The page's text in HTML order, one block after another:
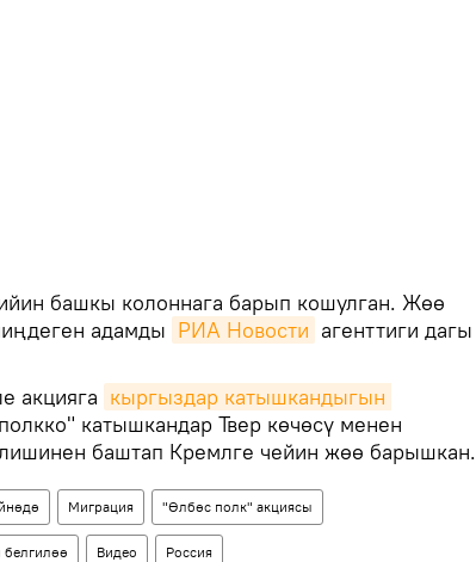
башкы колоннага барып кошулган. Жөө
адамды РИА Новости агенттиги дагы
акцияга кыргыздар катышкандыгын
катышкандар Твер көчөсү менен
баштап Кремлге чейин жөө барышкан.
Миграция "Өлбөс полк" акциясы
Видео Россия